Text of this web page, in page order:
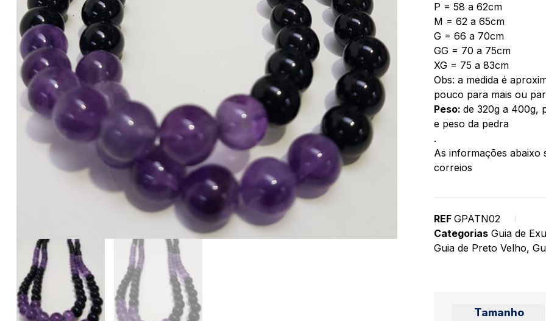
P = 58 a 62cm
M = 62 a 65cm
G = 66 a 70cm
GG = 70 a 75cm
XG = 75 a 83cm
Obs: a medida é
pouco para mais ou
Peso: de 320g a 400g,
e peso da pedra
.
As informações abaixo
correios
REF GPATN02
Categorias Guia de
Guia de Preto Velho,
Tamanho